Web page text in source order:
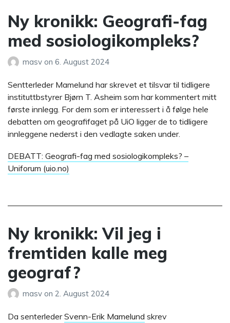
Ny kronikk: Geografi-fag
med sosiologikompleks?
masv on 6. August 2024
Sentterleder Mamelund har skrevet et tilsvar til tidligere
instituttbstyrer Bjørn T. Asheim som har kommentert mitt
første innlegg. For dem som er interessert i å følge hele
debatten om geografifaget på UiO ligger de to tidligere
innleggene nederst i den vedlagte saken under.
DEBATT: Geografi-fag med sosiologikompleks? –
Uniforum (uio.no)
Ny kronikk: Vil jeg i
fremtiden kalle meg
geograf?
masv on 2. August 2024
Da senterlederSvenn-Erik Mamelund skrev